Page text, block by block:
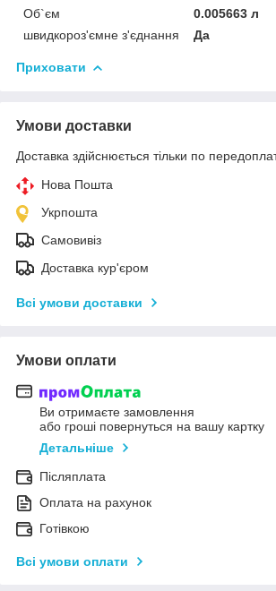
Об`єм
0.005663 л
швидкороз'ємне з'єднання
Да
Приховати
Умови доставки
Доставка здійснюється тільки по
Нова Пошта
Укрпошта
Самовивіз
Доставка кур'єром
Всі умови доставки
Умови оплати
Ви отримаєте замовлення
або гроші повернуться на вашу картку
Детальніше
Післяплата
Оплата на рахунок
Готівкою
Всі умови оплати